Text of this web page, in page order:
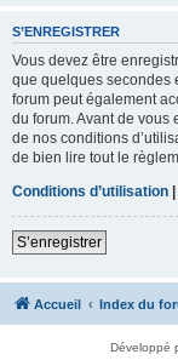
S’ENREGISTRER
Vous devez être
que quelques secondes
forum peut également
du forum. Avant de vous
de nos conditions
de bien lire tout le
Conditions d’utilisation |
S’enregistrer
Accueil Index du
Développé